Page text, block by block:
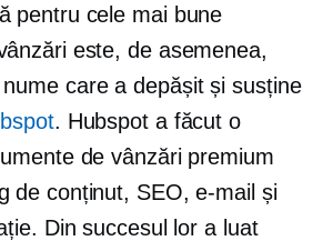
pentru cele mai bune
este, de asemenea,
care a depășit și susține
. Hubspot a făcut o
de vânzări premium
de conținut, SEO, e-mail și
Din succesul lor a luat